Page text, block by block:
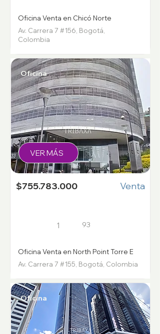
Oficina Venta en Chicó Norte
Av. Carrera 7 #156, Bogotá,
Colombia
Oficina
VER MÁS
$755.783.000 Venta
1 93
Oficina Venta en North Point Torre E
Av. Carrera 7 #155, Bogotá, Colombia
Oficina